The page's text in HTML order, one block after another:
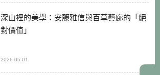
深山裡的美學：安藤雅信與百草藝廊的「絕
對價值」
2026-05-01